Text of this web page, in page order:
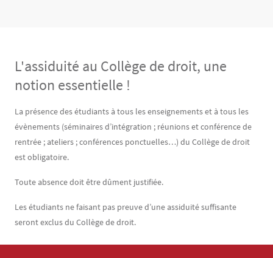
L'assiduité au Collège de droit, une
notion essentielle !
Contenu
Texte
La présence des étudiants à tous les enseignements et à tous les
évènements (séminaires d’intégration ; réunions et conférence de
rentrée ; ateliers ; conférences ponctuelles…) du Collège de droit
est obligatoire.
Toute absence doit être dûment justifiée.
Les étudiants ne faisant pas preuve d’une assiduité suffisante
seront exclus du Collège de droit.